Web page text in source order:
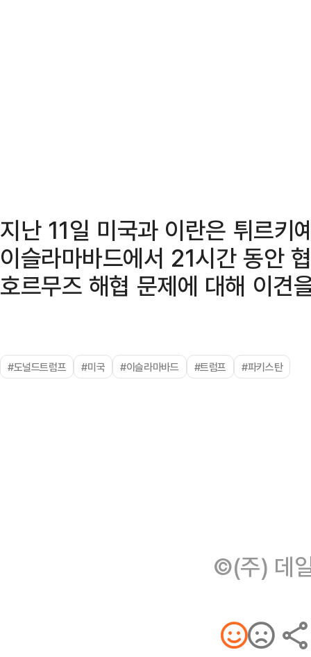
지난 11일 미국과 이란은 튀르키
이슬라마바드에서 21시간 동안
호르무즈 해협 문제에 대해 이견
#도널드트럼프 #미국 #이슬라마바드 #트럼프 #파키스탄
©(주) 데